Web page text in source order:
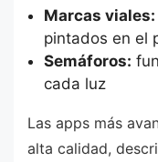
Marcas viales:
pintados en el
Semáforos:
cada luz
Las apps más
alta calidad,